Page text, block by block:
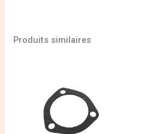
Produits similaires